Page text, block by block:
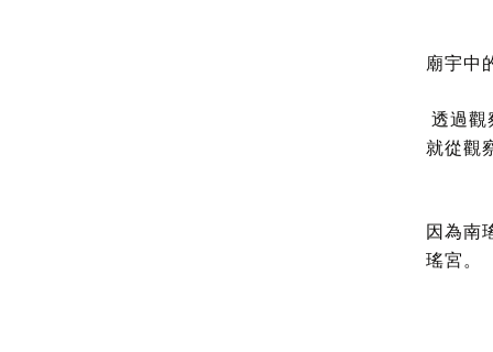
廟宇中
透過觀
就從觀
因為南
瑤宮。